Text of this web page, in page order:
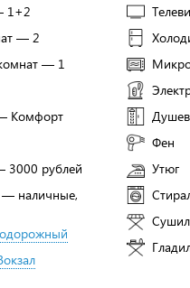
1+2
— 2
— 1
Комфорт
3000 рублей
наличные,
Фен
Утюг